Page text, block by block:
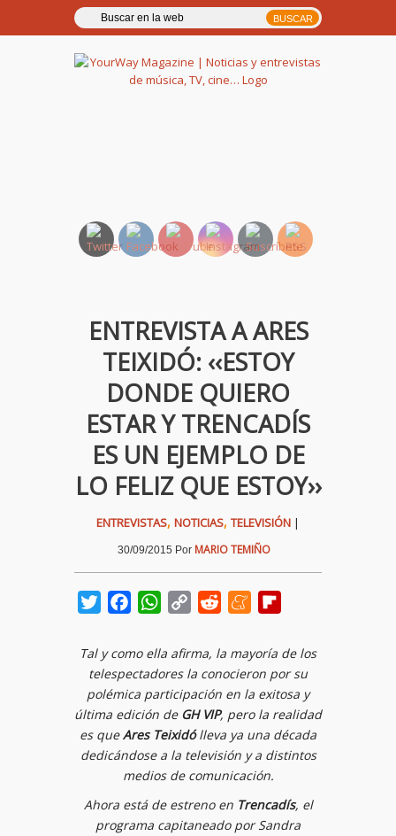
ENTREVISTA A ARES
TEIXIDÓ: ‹‹ESTOY
DONDE QUIERO
ESTAR Y TRENCADÍS
ES UN EJEMPLO DE
LO FELIZ QUE ESTOY››
ENTREVISTAS, NOTICIAS, TELEVISIÓN |
30/09/2015 Por MARIO TEMIÑO
TwitterFacebookWhatsApp
Copy
Reddit Meneame
Tal y como ella afirma, la mayoría de los
telespectadores la conocieron por su
polémica participación en la exitosa y
última edición de GH VIP, pero la realidad
es queAres Teixidólleva ya una década
dedicándose a la televisión y a distintos
medios de comunicación.
Ahora está de estreno en Trencadís, el
programa capitaneado por Sandra